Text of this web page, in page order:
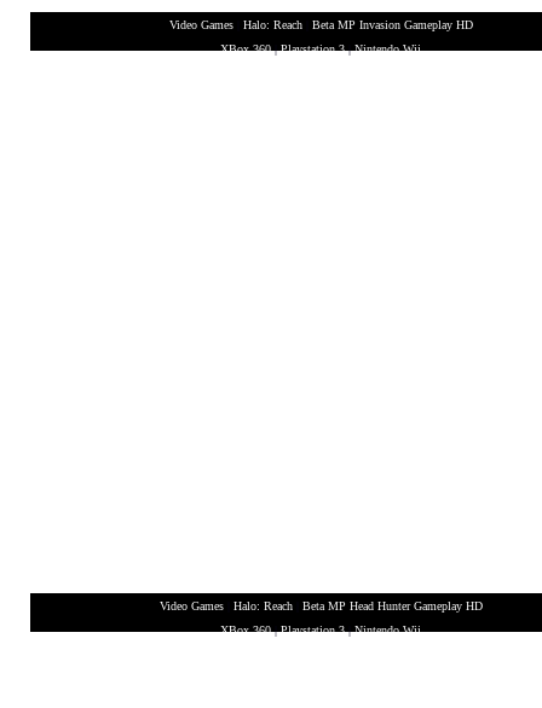
Video Games| Halo: Reach| Beta MP Invasion Gameplay HD
XBox 360|Playstation 3|Nintendo Wii
Video Games| Halo: Reach| Beta MP Head Hunter Gameplay HD
XBox 360|Playstation 3|Nintendo Wii